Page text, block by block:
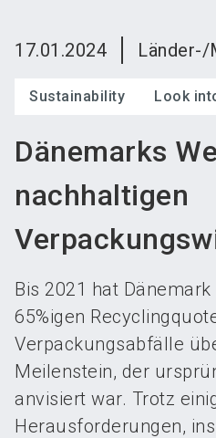
17.01.2024
Sustainability Look
Dänemarks
nachhaltigen
Bis 2021 hat
65%igen
Verpackungsabfälle
Meilenstein, der
anvisiert war. Trotz
Herausforderungen,